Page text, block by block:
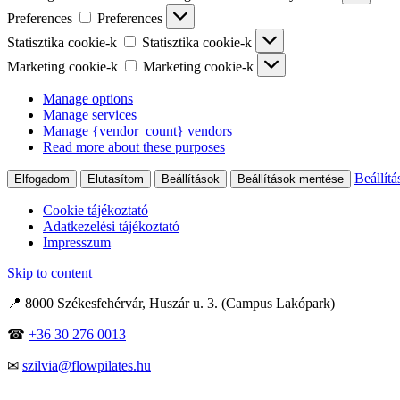
Preferences
Preferences
Statisztika cookie-k
Statisztika cookie-k
Marketing cookie-k
Marketing cookie-k
Manage options
Manage services
Manage {vendor_count} vendors
Read more about these purposes
Elfogadom Elutasítom Beállítások Beállítások mentése
Cookie tájékoztató
Adatkezelési tájékoztató
Impresszum
Skip to content
📍 8000 Székesfehérvár, Huszár u. 3. (Campus Lakópark)
☎ +36 30 276 0013
✉ szilvia@flowpilates.hu